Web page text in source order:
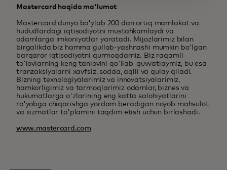
Mastercard haqida ma'lumot
Mastercard dunyo bo'ylab 200 dan ortiq mamlakat va
hududlardagi iqtisodiyotni mustahkamlaydi va
odamlarga imkoniyatlar yaratadi. Mijozlarimiz bilan
birgalikda biz hamma gullab-yashnashi mumkin bo'lgan
barqaror iqtisodiyotni qurmoqdamiz. Biz raqamli
to'lovlarning keng tanlovini qo'llab-quvvatlaymiz, bu esa
tranzaksiyalarni xavfsiz, sodda, aqlli va qulay qiladi.
Bizning texnologiyalarimiz va innovatsiyalarimiz,
hamkorligimiz va tarmoqlarimiz odamlar, biznes va
hukumatlarga o'zlarining eng katta salohiyatlarini
ro'yobga chiqarishga yordam beradigan noyob mahsulot
va xizmatlar to'plamini taqdim etish uchun birlashadi.
www.mastercard.com